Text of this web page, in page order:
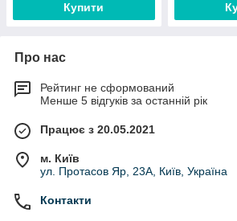
Купити
Про нас
Рейтинг не сформований
Менше 5 відгуків за останній рік
Працює з 20.05.2021
м. Київ
ул. Протасов Яр, 23А, Київ, Україна
Контакти